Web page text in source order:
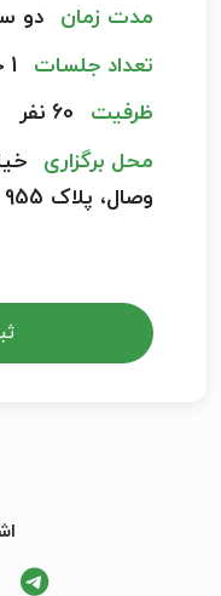
مدت زمان دو
تعداد جلسات
ظرفیت
محل برگزاری
وصال، پلاک 955